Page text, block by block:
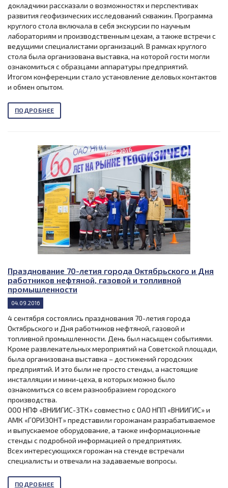
докладчики рассказали о возможностях и перспективах
развития геофизических исследований скважин. Программа
круглого стола включала в себя экскурсии по научным
лабораториям и производственным цехам, а также встречи с
ведущими специалистами организаций. В рамках круглого
стола была организована выставка, на которой гости могли
ознакомиться с образцами аппаратуры предприятий.
Итогом конференции стало установление деловых контактов
и обмен опытом.
ПОДРОБНЕЕ
Празднование 70-летия города Октябрьского и Дня
работников нефтяной, газовой и топливной
промышленности
04.09.2016
4 сентября состоялись празднования 70-летия города
Октябрьского и Дня работников нефтяной, газовой и
топливной промышленности. День был насыщен событиями.
Кроме развлекательных мероприятий на Советской площади,
была организована выставка – достижений городских
предприятий. И это были не просто стенды, а настоящие
инсталляции и мини-цеха, в которых можно было
ознакомиться со всем разнообразием городского
производства.
ООО НПФ «ВНИИГИС-ЗТК» совместно с ОАО НПП «ВНИИГИС» и
АМК «ГОРИЗОНТ» представили горожанам разрабатываемое
и выпускаемое оборудование, а также информационные
стенды с подробной информацией о предприятиях.
Всех интересующихся горожан на стенде встречали
специалисты и отвечали на задаваемые вопросы.
ПОДРОБНЕЕ